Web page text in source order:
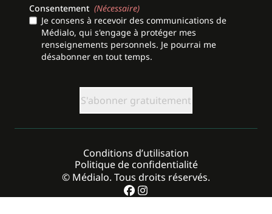
Consentement (Nécessaire)
Je consens à recevoir des communications de
Médialo, qui s'engage à protéger mes
renseignements personnels. Je pourrai me
désabonner en tout temps.
© Médialo. Tous droits réservés.
Conditions d’utilisation
Politique de confidentialité